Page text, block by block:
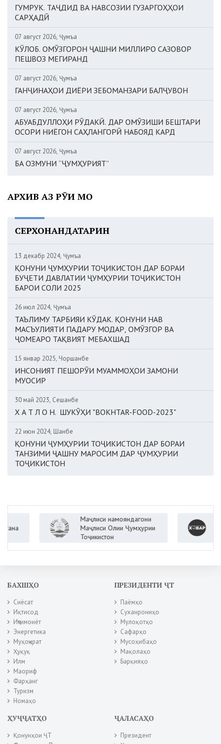
ГУМРУК. ТАҶДИД ВА НАВСОЗИИ ГУЗАРГОҲҲОИ
САРҲАДӢ
07 август 2026, Ҷумъа
КӮЛОБ. ОМӮЗГОРОН ҶАШНИ МИЛЛИРО САЗОВОР
ПЕШВОЗ МЕГИРАНД
07 август 2026, Ҷумъа
ГАНҶИНАҲОИ ДИЁРИ ЗЕБОМАНЗАРИ БАЛҶУВОН
07 август 2026, Ҷумъа
АБУАБДУЛЛОҲИ РӮДАКӢ. ДАР ОМӮЗИШИ БЕШТАРИ
ОСОРИ НИЁГОН САҲЛАНГОРӢ НАБОЯД КАРД
07 август 2026, Ҷумъа
БА ОЗМУНИ “ҶУМҲУРИЯТ”
АРХИВ АЗ РӮИ МОҲ
СЕРХОНАНДАТАРИН
13 декабр 2024, Ҷумъа
ҚОНУНИ ҶУМҲУРИИ ТОҶИКИСТОН ДАР БОРАИ
БУҶЕТИ ДАВЛАТИИ ҶУМҲУРИИ ТОҶИКИСТОН
БАРОИ СОЛИ 2025
26 июл 2024, Ҷумъа
ТАЪЛИМУ ТАРБИЯИ КӮДАК. ҚОНУНИ НАВ
МАСЪУЛИЯТИ ПАДАРУ МОДАР, ОМӮЗГОР ВА
ҶОМЕАРО ТАҚВИЯТ МЕБАХШАД
15 январ 2025, Чоршанбе
ИНСОНИЯТ ПЕШОРӮИ МУАММОҲОИ ЗАМОНИ
МУОСИР
30 май 2023, Сешанбе
Х А Т Л О Н. ШУКӮҲИ "BOKHTAR-FOOD-2023"
22 июн 2024, Шанбе
ҚОНУНИ ҶУМҲУРИИ ТОҶИКИСТОН ДАР БОРАИ
ТАНЗИМИ ҶАШНУ МАРОСИМ ДАР ҶУМҲУРИИ
ТОҶИКИСТОН
Маҷлиси намояндагони
Маҷлиси Олии Ҷумҳурии
Тоҷикистон
БАХШҲО
Сиёсат
Иқтисод
Иҷтимоиёт
Энергетика
Муҳоҷират
Ҳуқуқ
Илм
Маориф
Фарҳанг
Туризм
Номаҳо
ПРЕЗИДЕНТИ ҶТ
Паёмҳо
Суханрониҳо
Мулоқотҳо
Сафарҳо
Мусоҳибаҳо
Мақолаҳо
Барқияҳо
ҲУҶҶАТҲО
Қонунҳои ҶТ
ҶАЛАСАҲО
Президент